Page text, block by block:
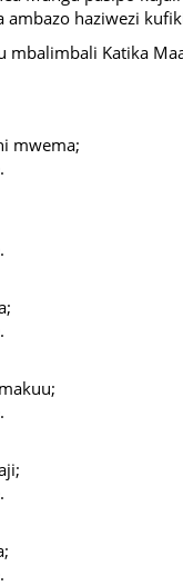
ambazo haziwezi
mbalimbali Katika
mwema;